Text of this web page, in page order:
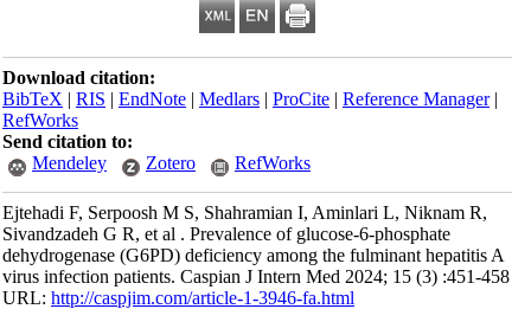
Download citation:
BibTeX|RIS|EndNote|Medlars|ProCite|Reference Manager
RefWorks
Send citation to:
Mendeley
Zotero RefWorks
Ejtehadi F, Serpoosh M S, Shahramian I, Aminlari L, Niknam R,
Sivandzadeh G R, et al . Prevalence of glucose-6-phosphate
dehydrogenase (G6PD) deficiency among the fulminant hepatitis A
virus infection patients. Caspian J Intern Med 2024; 15 (3) :451-458
URL:http://caspjim.com/article-1-3946-fa.html